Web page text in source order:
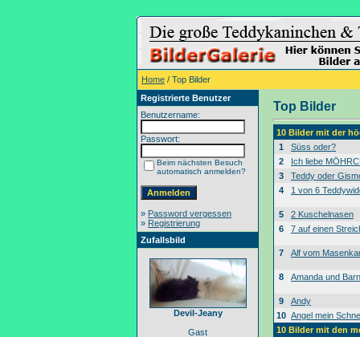
Home / Top Bilder
Registrierte Benutzer
Benutzername:
Passwort:
Beim nächsten Besuch
automatisch anmelden?
» Password vergessen
» Registrierung
Zufallsbild
Devil-Jeany
Gast
Top Bilder
10 Bilder mit der
1
Süss oder?
2
Ich liebe
3
Teddy oder
4
1 von 6
5
2 Kuschelnasen
6
7 auf einen
7 Alf vom
8 Amanda und
9
Andy
10 Angel mein
10 Bilder mit den